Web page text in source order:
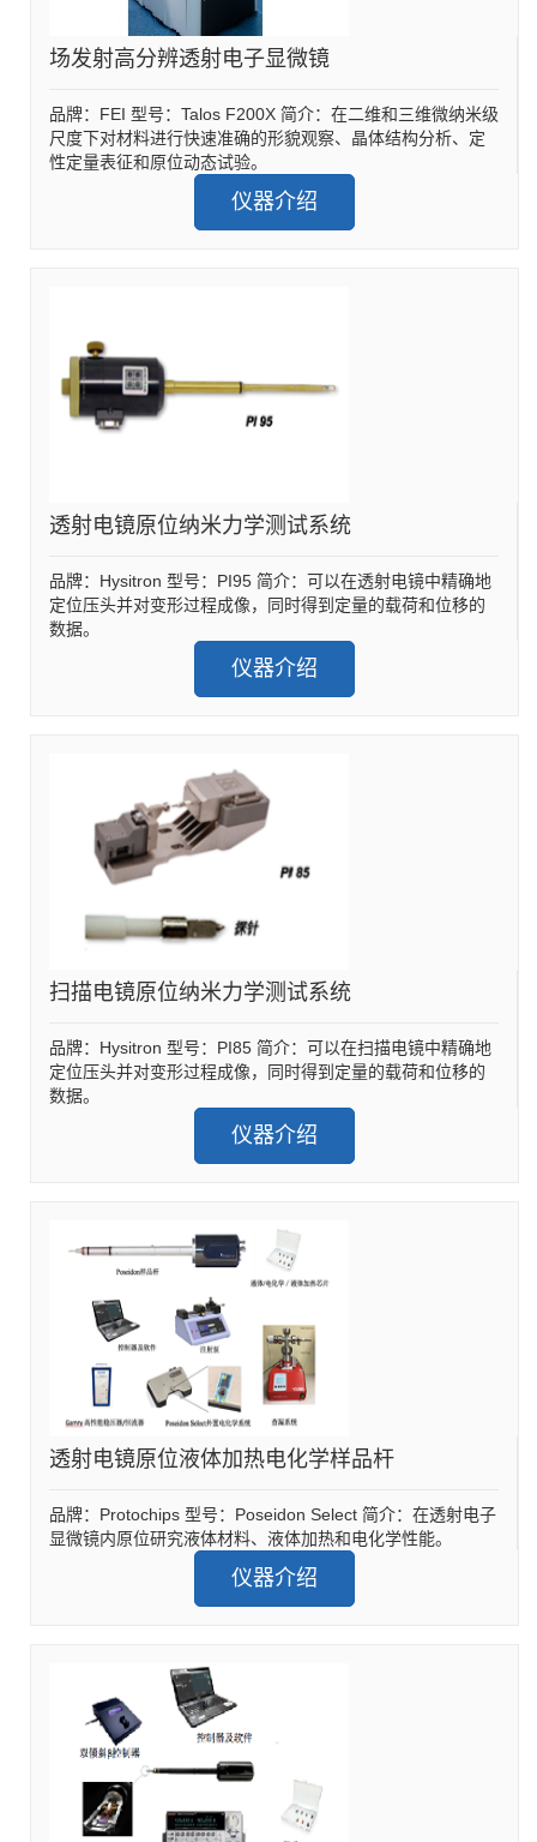
场发射高分辨透射电子显微镜
品牌：FEI 型号：Talos F200X 简介：在二维和三维微纳米级
尺度下对材料进行快速准确的形貌观察、晶体结构分析、定
性定量表征和原位动态试验。
仪器介绍
透射电镜原位纳米力学测试系统
品牌：Hysitron 型号：PI95 简介：可以在透射电镜中精确地
定位压头并对变形过程成像，同时得到定量的载荷和位移的
数据。
仪器介绍
扫描电镜原位纳米力学测试系统
品牌：Hysitron 型号：PI85 简介：可以在扫描电镜中精确地
定位压头并对变形过程成像，同时得到定量的载荷和位移的
数据。
仪器介绍
透射电镜原位液体加热电化学样品杆
品牌：Protochips 型号：Poseidon Select 简介：在透射电子
显微镜内原位研究液体材料、液体加热和电化学性能。
仪器介绍